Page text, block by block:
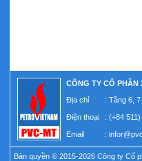
CÔNG TY CỔ PHẦN
Địa chỉ
: Tầng 6,
Điện thoại : (+84
Email :
Bản quyền © 2015-2026 Công ty Cổ